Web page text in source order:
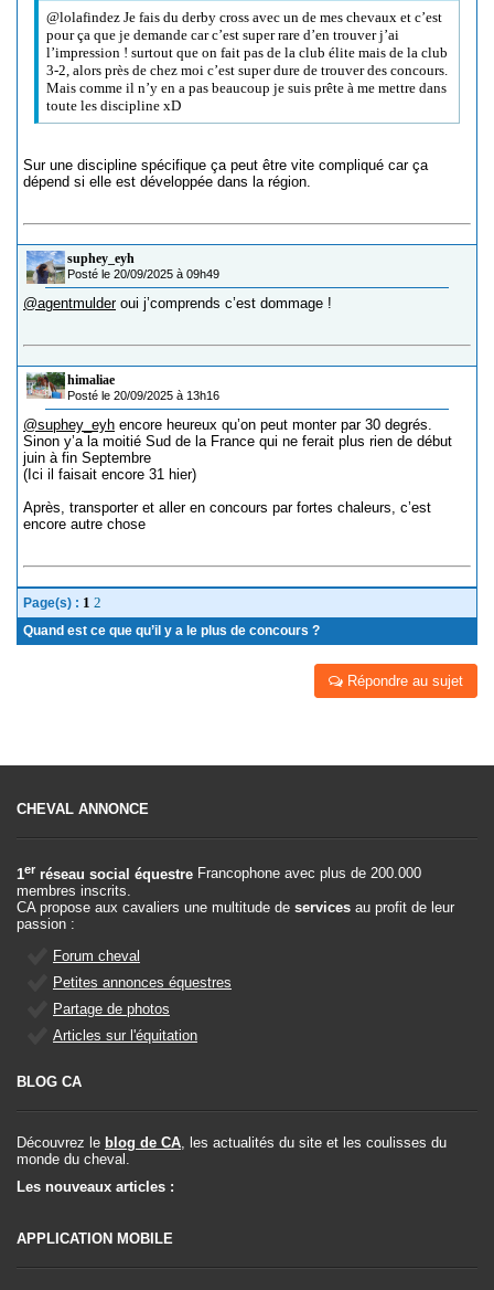
@lolafindez Je fais du derby cross avec un de mes chevaux et c’est
pour ça que je demande car c’est super rare d’en trouver j’ai
l’impression ! surtout que on fait pas de la club élite mais de la club
3-2, alors près de chez moi c’est super dure de trouver des concours.
Mais comme il n’y en a pas beaucoup je suis prête à me mettre dans
toute les discipline xD
Sur une discipline spécifique ça peut être vite compliqué car ça
dépend si elle est développée dans la région.
suphey_eyh
Posté le 20/09/2025 à 09h49
@agentmulder oui j’comprends c’est dommage !
himaliae
Posté le 20/09/2025 à 13h16
@suphey_eyh encore heureux qu’on peut monter par 30 degrés.
Sinon y’a la moitié Sud de la France qui ne ferait plus rien de début
juin à fin Septembre
(Ici il faisait encore 31 hier)
Après, transporter et aller en concours par fortes chaleurs, c’est
encore autre chose
Page(s) : 1 2
Quand est ce que qu’il y a le plus de concours ?
Répondre au sujet
CHEVAL ANNONCE
1er réseau social équestre Francophone avec plus de 200.000
membres inscrits.
CA propose aux cavaliers une multitude de services au profit de leur
passion :
Forum cheval
Petites annonces équestres
Partage de photos
Articles sur l'équitation
BLOG CA
Découvrez le blog de CA , les actualités du site et les coulisses du
monde du cheval.
Les nouveaux articles :
APPLICATION MOBILE